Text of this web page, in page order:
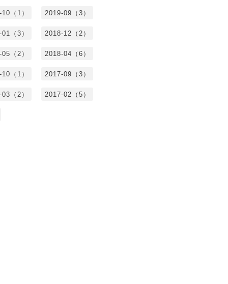
（1） 2019-09（3）
（3） 2018-12（2）
（2） 2018-04（6）
（1） 2017-09（3）
（2） 2017-02（5）